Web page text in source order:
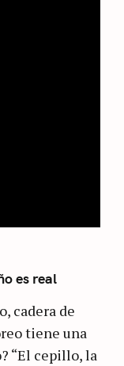
es real
cadera de
tiene una
“El cepillo, la